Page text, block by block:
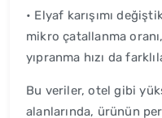
• Elyaf karışımı
mikro çatallanma
yıpranma hızı da
Bu veriler, otel gibi
alanlarında, ürünün